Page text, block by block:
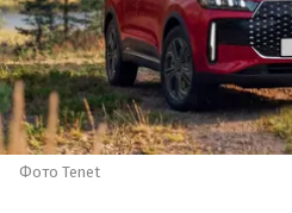
Фото Tenet